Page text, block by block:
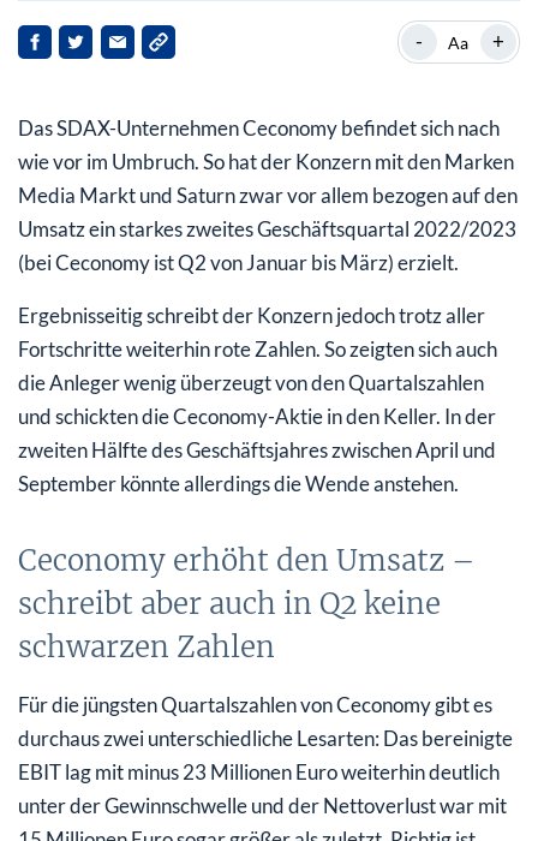
Ceconomy erhöht den Umsatz – schreibt aber auch in
Q2 keine schwarzen Zahlen
- Aa +
Das SDAX-Unternehmen Ceconomy befindet sich nach
wie vor im Umbruch. So hat der Konzern mit den Marken
Media Markt und Saturn zwar vor allem bezogen auf den
Umsatz ein starkes zweites Geschäftsquartal 2022/2023
(bei Ceconomy ist Q2 von Januar bis März) erzielt.
Ergebnisseitig schreibt der Konzern jedoch trotz aller
Fortschritte weiterhin rote Zahlen. So zeigten sich auch
die Anleger wenig überzeugt von den Quartalszahlen
und schickten die Ceconomy-Aktie in den Keller. In der
zweiten Hälfte des Geschäftsjahres zwischen April und
September könnte allerdings die Wende anstehen.
Ceconomy erhöht den Umsatz –
schreibt aber auch in Q2 keine
schwarzen Zahlen
Für die jüngsten Quartalszahlen von Ceconomy gibt es
durchaus zwei unterschiedliche Lesarten: Das bereinigte
EBIT lag mit minus 23 Millionen Euro weiterhin deutlich
unter der Gewinnschwelle und der Nettoverlust war mit